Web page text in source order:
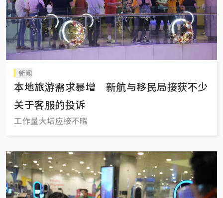
新闻
本地旅游需求暴增 新航与移民局接获不少
关于客服的投诉
工作量大增应接不暇